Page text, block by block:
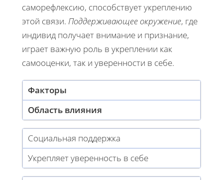
саморефлексию, способствует укреплению
этой связи. Поддерживающее окружение, где
индивид получает внимание и признание,
играет важную роль в укреплении как
самооценки, так и уверенности в себе.
Факторы
Область влияния
Социальная поддержка
Укрепляет уверенность в себе